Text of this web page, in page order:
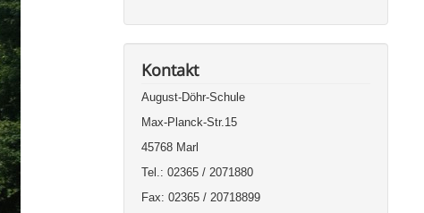
Kontakt
August-Döhr-Schule
Max-Planck-Str.15
45768 Marl
Tel.: 02365 / 2071880
Fax: 02365 / 20718899